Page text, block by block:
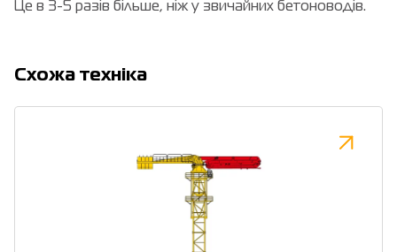
Це в 3-5 разів більше, ніж у звичайних бетоноводів.
Cхожа техніка